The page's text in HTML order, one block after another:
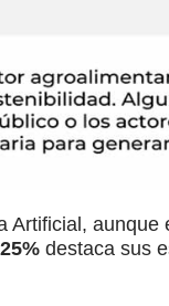
Artificial, aunque
25% destaca sus